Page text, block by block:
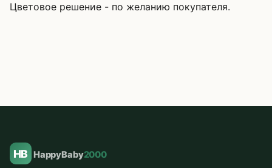
Цветовое решение - по желанию покупателя.
HB HappyBaby2000